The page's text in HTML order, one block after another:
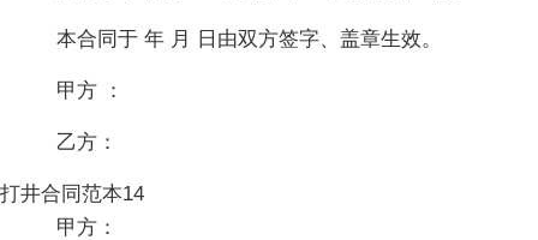
本合同于 年 月 日由双方签字、盖章生效。
甲方 ：
乙方：
打井合同范本14
甲方：